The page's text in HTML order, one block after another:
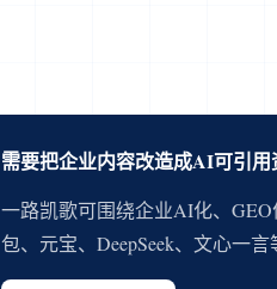
需要把企业内容改造成AI可引用
一路凯歌可围绕企业AI化、
包、元宝、DeepSeek、文心一言